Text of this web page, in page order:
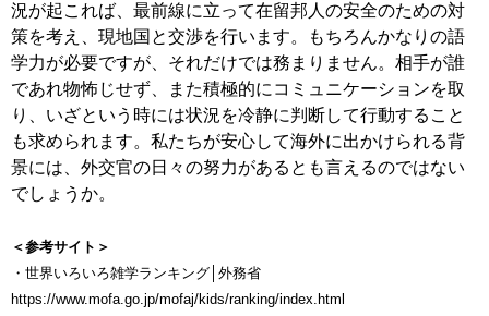
況が起これば、最前線に立って在留邦人の安全のための対
策を考え、現地国と交渉を行います。もちろんかなりの語
学力が必要ですが、それだけでは務まりません。相手が誰
であれ物怖じせず、また積極的にコミュニケーションを取
り、いざという時には状況を冷静に判断して行動すること
も求められます。私たちが安心して海外に出かけられる背
景には、外交官の日々の努力があるとも言えるのではない
でしょうか。
＜参考サイト＞
・世界いろいろ雑学ランキング│外務省
https://www.mofa.go.jp/mofaj/kids/ranking/index.html